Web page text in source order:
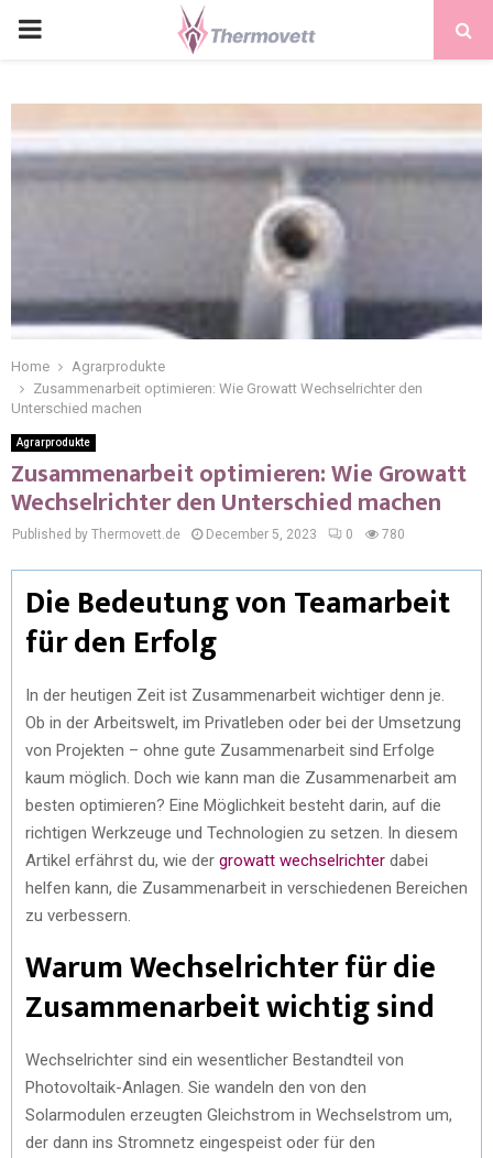
PRIMARY
Home
Agrarprodukte
Zusammenarbeit optimieren: Wie Growatt Wechselrichter den
Unterschied machen
Agrarprodukte
Zusammenarbeit optimieren: Wie Growatt
Wechselrichter den Unterschied machen
Published by Thermovett.de December 5, 2023 0 780
Die Bedeutung von Teamarbeit
für den Erfolg
In der heutigen Zeit ist Zusammenarbeit wichtiger denn je.
Ob in der Arbeitswelt, im Privatleben oder bei der Umsetzung
von Projekten – ohne gute Zusammenarbeit sind Erfolge
kaum möglich. Doch wie kann man die Zusammenarbeit am
besten optimieren? Eine Möglichkeit besteht darin, auf die
richtigen Werkzeuge und Technologien zu setzen. In diesem
Artikel erfährst du, wie der growatt wechselrichter dabei
helfen kann, die Zusammenarbeit in verschiedenen Bereichen
zu verbessern.
Warum Wechselrichter für die
Zusammenarbeit wichtig sind
Wechselrichter sind ein wesentlicher Bestandteil von
Photovoltaik-Anlagen. Sie wandeln den von den
Solarmodulen erzeugten Gleichstrom in Wechselstrom um,
der dann ins Stromnetz eingespeist oder für den